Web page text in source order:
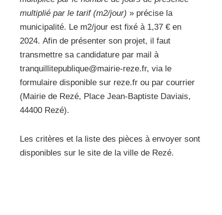
multiplié par le tarif (m2/jour) » précise la
municipalité. Le m2/jour est fixé à 1,37 € en
2024. Afin de présenter son projet, il faut
transmettre sa candidature par mail à
tranquillitepublique@mairie-reze.fr, via le
formulaire disponible sur reze.fr ou par courrier
(Mairie de Rezé, Place Jean-Baptiste Daviais,
44400 Rezé).
Les critères et la liste des pièces à envoyer sont
disponibles sur le site de la ville de Rezé.